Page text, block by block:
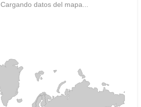
Cargando datos del mapa...